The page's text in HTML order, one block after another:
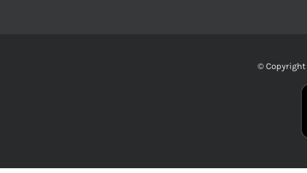
© Copyright